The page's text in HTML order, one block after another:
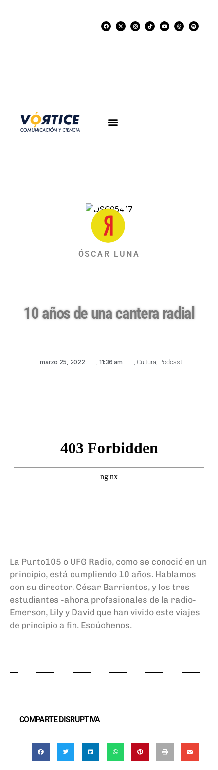
ÓSCAR LUNA
10 años de una cantera radial
marzo 25, 2022 , 11:36 am , Cultura, Podcast
La Punto105 o UFG Radio, como se conoció en un
principio, está cumpliendo 10 años. Hablamos
con su director, César Barrientos, y los tres
estudiantes -ahora profesionales de la radio-
Emerson, Lily y David que han vivido este viajes
de principio a fin. Escúchenos.
COMPARTE DISRUPTIVA